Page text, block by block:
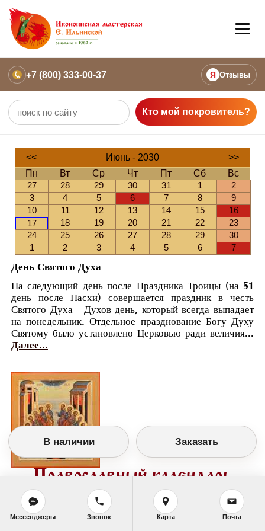
+7 (800) 333-00-37 Я Отзывы
Кто мой покровитель?
<< Июнь - 2030
>>
Пн
Вт Ср Чт Пт Сб
Вс
27
28 29 30 31 1
2
3
4 5 6 7 8
9
10
11 12 13 14 15
16
17
18 19 20 21 22
23
24
25 26 27 28 29
30
1
2 3 4 5 6 7
День Святого Духа
На следующий день после Праздника Троицы (на 51
день после Пасхи) совершается праздник в честь
Святого Духа - Духов день, который всегда выпадает
на понедельник. Отдельное празднование Богу Духу
Святому было установлено Церковью ради величия...
Далее...
Православный календарь
<<Понедельник, 17 Июня (4 Июня по старому
стилю)
>>
В наличии Заказать
Мессенджеры Звонок Карта Почта